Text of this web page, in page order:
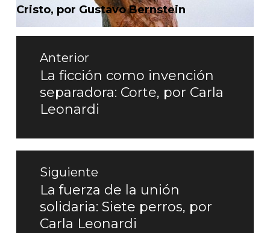
Cristo, por Gustavo Bernstein
Navegación
entradas
Anterior
Entrada
anterior:
La ficción como invención
separadora: Corte, por Carla
Leonardi
Siguiente
Entrada
siguiente:
La fuerza de la unión
solidaria: Siete perros, por
Carla Leonardi